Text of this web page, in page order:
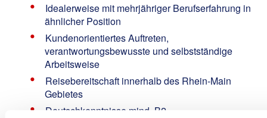
Idealerweise mit mehrjähriger Berufserfahrung in
ähnlicher Position
Kundenorientiertes Auftreten,
verantwortungsbewusste und selbstständige
Arbeitsweise
Reisebereitschaft innerhalb des Rhein-Main
Gebietes
Deutschkenntnisse mind. B2